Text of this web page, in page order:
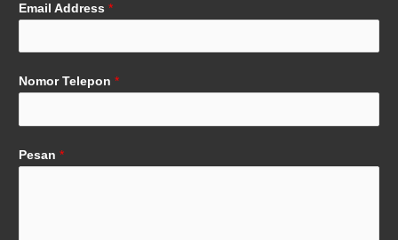
Email Address *
Nomor Telepon *
Pesan *